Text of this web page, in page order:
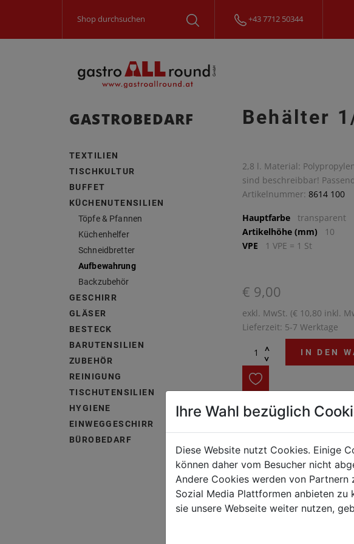
+43 7712 50344
GASTROBEDARF
TEXTILIEN
TISCHKULTUR
BUFFET
KÜCHENUTENSILIEN
Töpfe & Pfannen
Küchenhelfer
Schneidbretter
Aufbewahrung
Backzubehör
GESCHIRR
GLÄSER
BESTECK
BARUTENSILIEN
ZUBEHÖR
REINIGUNG
TISCHUTENSILIEN
HYGIENE
EINWEGGESCHIRR
BÜROBEDARF
Behälter
2,8 l. Material:
sind beschreibbar!
Artikelnummer: 8614 100
Hauptfarbe
transparent
Artikelhöhe (mm)
10
VPE
1 VPE = 1 St
€ 9,00
exkl. MwSt. (€ 10,80 inkl.
Lieferzeit: 5-7 Werktage
^
^
IN DEN
temperaturbeständig von -
hermetisch schließendem
Ihre Wahl bezüglich
Diese Website nutzt Cookies. Einige
können daher vom Besucher nicht
Andere Cookies werden von
Sozial Media Plattformen anbieten zu
sie unsere Webseite weiter nutzen,